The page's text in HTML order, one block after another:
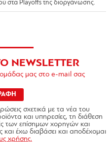
στα Playoffs της διοργάνωσης.
NEWSLETTER
μας στο e-mail σας
σχετικά με τα νέα του
και υπηρεσίες, τη διάθεση
των επίσημων χορηγών και
έχω διαβάσει και αποδέχομαι
χρήσης.